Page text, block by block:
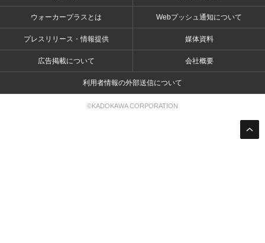
ウォーカープラスとは Webプッシュ通知について
プレスリリース・情報提供 媒体資料
広告掲載について 会社概要
利用者情報の外部送信について
©KADOKAWA CORPORATION